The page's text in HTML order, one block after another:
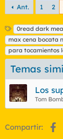
Ant. 1 2
E
t
i
q
e
t
a
s
0read dark
max cena bocata
para tocamientos
Temas
Los
Tom
Compartir: